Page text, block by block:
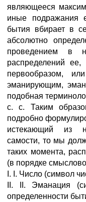
являющееся
иные подражания
бытия вбирает в
абсолютно
проведением в
распределений
первообразом,
эманирующим,
подобная
c. c. Таким
подробно
истекающий из
самости, то мы
таких момента,
(в порядке
I. I. Число (символ
II. II. Эманация
определенности